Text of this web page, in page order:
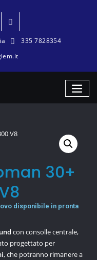
335 7828354
30+
disponibile in pronta
con consolle centrale,
progettato per
, che potranno rimanere a